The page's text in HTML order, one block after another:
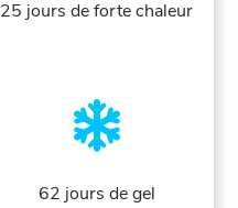
25 jours de forte chaleur
62 jours de gel